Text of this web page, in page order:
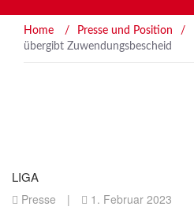
Home / Presse und Position /
übergibt Zuwendungsbescheid
LIGA
Presse | 1. Februar 2023